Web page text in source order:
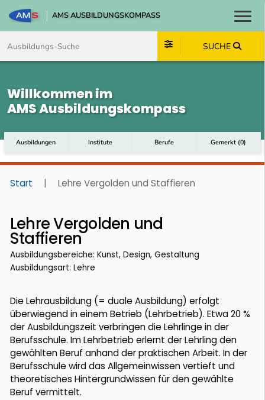
AMS AUSBILDUNGSKOMPASS
SUCHE
Willkommen im
AMS Ausbildungskompass
Ausbildungen Institute Berufe Gemerkt (0)
Start | Lehre Vergolden und Staffieren
Lehre Vergolden und
Staffieren
Ausbildungsbereiche: Kunst, Design, Gestaltung
Ausbildungsart: Lehre
Die Lehrausbildung (= duale Ausbildung) erfolgt
überwiegend in einem Betrieb (Lehrbetrieb). Etwa 20 %
der Ausbildungszeit verbringen die Lehrlinge in der
Berufsschule. Im Lehrbetrieb erlernt der Lehrling den
gewählten Beruf anhand der praktischen Arbeit. In der
Berufsschule wird das Allgemeinwissen vertieft und
theoretisches Hintergrundwissen für den gewählte
Beruf vermittelt.